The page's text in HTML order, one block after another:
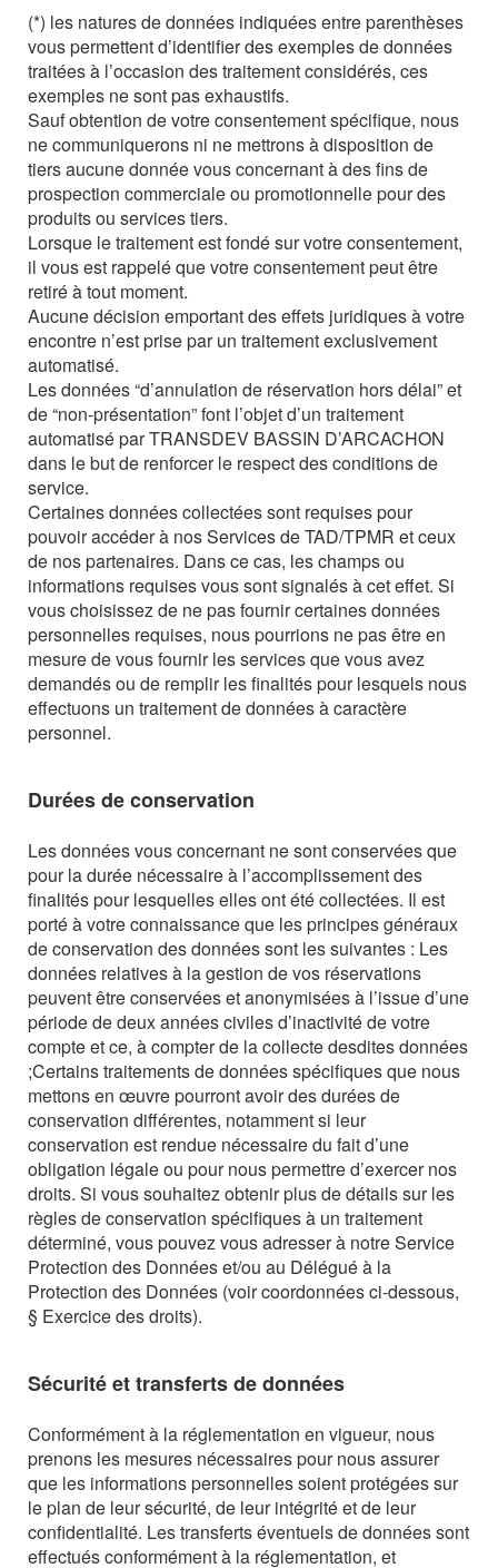
(*) les natures de données indiquées entre parenthèses
vous permettent d’identifier des exemples de données
traitées à l’occasion des traitement considérés, ces
exemples ne sont pas exhaustifs.
Sauf obtention de votre consentement spécifique, nous
ne communiquerons ni ne mettrons à disposition de
tiers aucune donnée vous concernant à des fins de
prospection commerciale ou promotionnelle pour des
produits ou services tiers.
Lorsque le traitement est fondé sur votre consentement,
il vous est rappelé que votre consentement peut être
retiré à tout moment.
Aucune décision emportant des effets juridiques à votre
encontre n’est prise par un traitement exclusivement
automatisé.
Les données “d’annulation de réservation hors délai” et
de “non-présentation” font l’objet d’un traitement
automatisé par TRANSDEV BASSIN D’ARCACHON
dans le but de renforcer le respect des conditions de
service.
Certaines données collectées sont requises pour
pouvoir accéder à nos Services de TAD/TPMR et ceux
de nos partenaires. Dans ce cas, les champs ou
informations requises vous sont signalés à cet effet. Si
vous choisissez de ne pas fournir certaines données
personnelles requises, nous pourrions ne pas être en
mesure de vous fournir les services que vous avez
demandés ou de remplir les finalités pour lesquels nous
effectuons un traitement de données à caractère
personnel.
Durées de conservation
Les données vous concernant ne sont conservées que
pour la durée nécessaire à l’accomplissement des
finalités pour lesquelles elles ont été collectées. Il est
porté à votre connaissance que les principes généraux
de conservation des données sont les suivantes : Les
données relatives à la gestion de vos réservations
peuvent être conservées et anonymisées à l’issue d’une
période de deux années civiles d’inactivité de votre
compte et ce, à compter de la collecte desdites données
;Certains traitements de données spécifiques que nous
mettons en œuvre pourront avoir des durées de
conservation différentes, notamment si leur
conservation est rendue nécessaire du fait d’une
obligation légale ou pour nous permettre d’exercer nos
droits. Si vous souhaitez obtenir plus de détails sur les
règles de conservation spécifiques à un traitement
déterminé, vous pouvez vous adresser à notre Service
Protection des Données et/ou au Délégué à la
Protection des Données (voir coordonnées ci-dessous,
§ Exercice des droits).
Sécurité et transferts de données
Conformément à la réglementation en vigueur, nous
prenons les mesures nécessaires pour nous assurer
que les informations personnelles soient protégées sur
le plan de leur sécurité, de leur intégrité et de leur
confidentialité. Les transferts éventuels de données sont
effectués conformément à la réglementation, et